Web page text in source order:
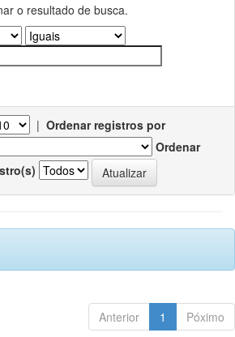
o resultado de busca.
| Ordenar registros por
Ordenar
Anterior 1 Póximo